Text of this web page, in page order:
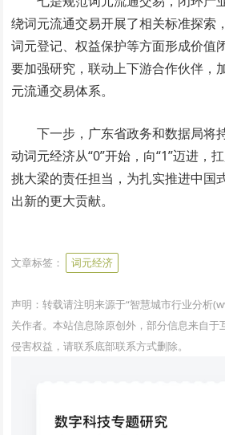
绕词元流通交易开展了相关标准探索
词元登记、权益保护等方面形成价值
要加强研究，联动上下游合作伙伴，
元流通交易体系。
下一步，广东省政务和数据局将
动词元经济从“0”开始，向“1”迈进，
挑大梁的责任担当，为扎实推进中国
出新的更大贡献。
文章标签： 词元经济
声明：转载请注明来源于“智慧城市行业分析
关作者。本站信息除原创外，部分信息来自于
侵害权益，请联系底部联系方式删除。